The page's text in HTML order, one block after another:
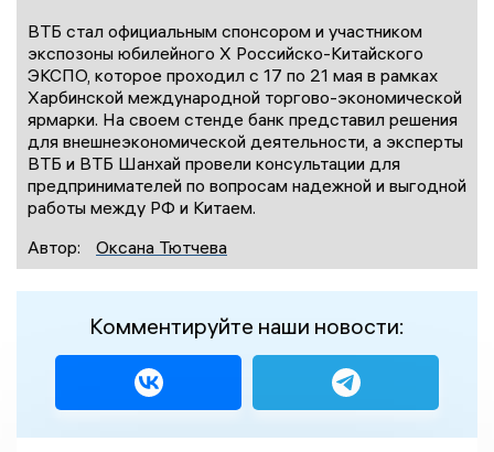
ВТБ стал официальным спонсором и участником
экспозоны юбилейного X Российско-Китайского
ЭКСПО, которое проходил с 17 по 21 мая в рамках
Харбинской международной торгово-экономической
ярмарки. На своем стенде банк представил решения
для внешнеэкономической деятельности, а эксперты
ВТБ и ВТБ Шанхай провели консультации для
предпринимателей по вопросам надежной и выгодной
работы между РФ и Китаем.
Автор:
Оксана Тютчева
Комментируйте наши новости: